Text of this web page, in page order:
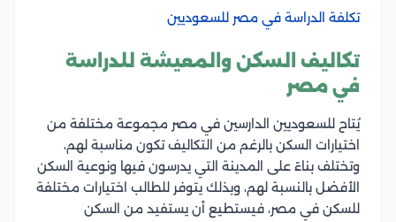
تكلفة الدراسة في مصر للسعوديين
تكاليف السكن والمعيشة للدراسة
في مصر
يُتاح للسعوديين الدارسين في مصر مجموعة مختلفة من
اختيارات السكن بالرغم من التكاليف تكون مناسبة لهم،
وتختلف بناءً على المدينة التي يدرسون فيها ونوعية السكن
الأفضل بالنسبة لهم، وبذلك يتوفر للطالب اختيارات مختلفة
للسكن في مصر، فيستطيع أن يستفيد من السكن